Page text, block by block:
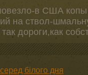
в США
на ствол-
дороги,как
білого дня